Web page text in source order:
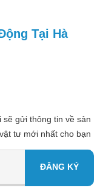
Tại Hà
sẽ gửi thông tin về sản
tư mới nhất cho bạn